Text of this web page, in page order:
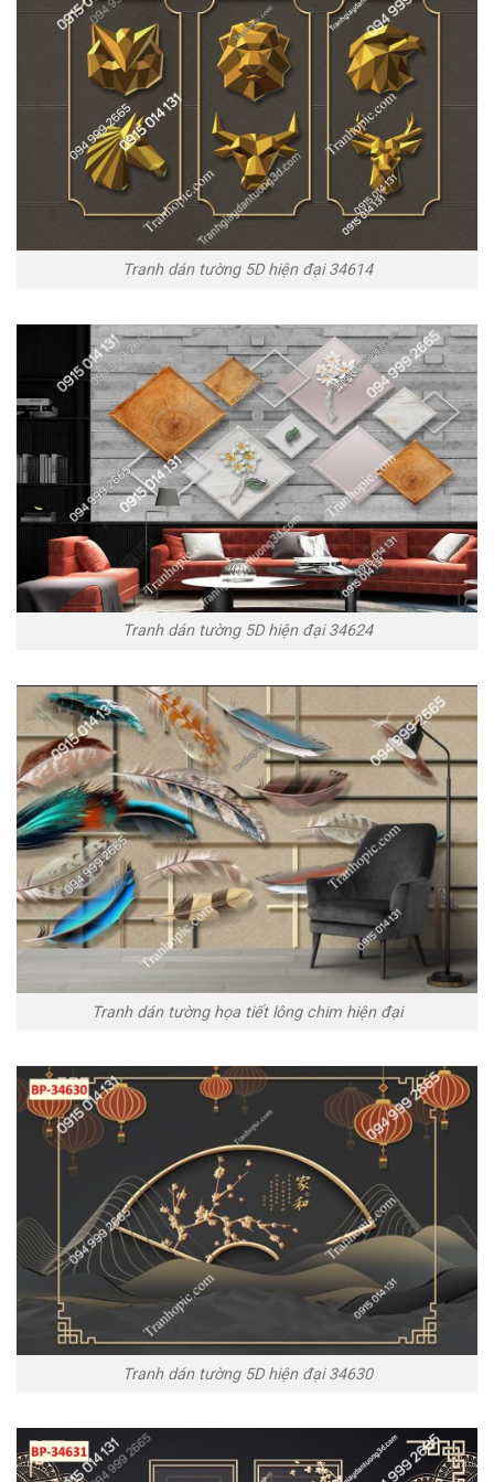
Tranh dán tường 5D hiện đại 34614
Tranh dán tường 5D hiện đại 34624
Tranh dán tường họa tiết lông chim hiện đại
Tranh dán tường 5D hiện đại 34630